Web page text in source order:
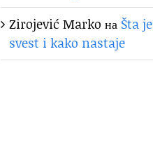
Zirojević Marko на Šta je
svest i kako nastaje